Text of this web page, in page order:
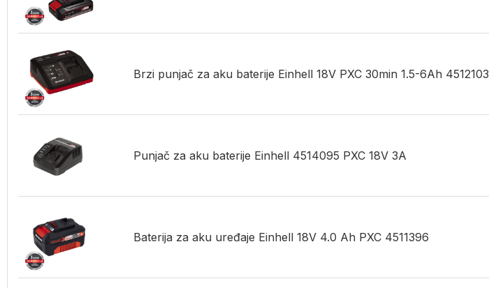
Brzi punjač za aku baterije Einhell 18V PXC 30min 1.5-6Ah 4512103
Punjač za aku baterije Einhell 4514095 PXC 18V 3A
Baterija za aku uređaje Einhell 18V 4.0 Ah PXC 4511396